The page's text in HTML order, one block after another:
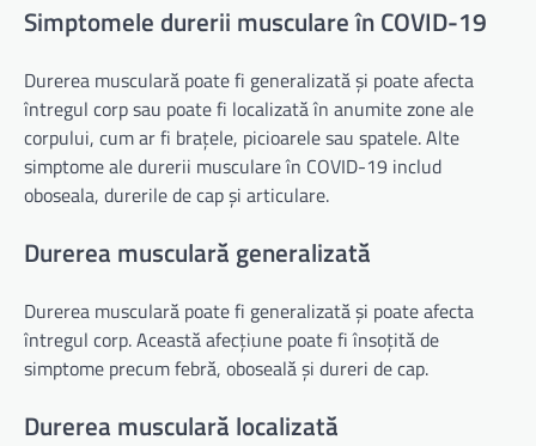
Simptomele durerii musculare în COVID-19
Durerea musculară poate fi generalizată și poate afecta
întregul corp sau poate fi localizată în anumite zone ale
corpului, cum ar fi brațele, picioarele sau spatele. Alte
simptome ale durerii musculare în COVID-19 includ
oboseala, durerile de cap și articulare.
Durerea musculară generalizată
Durerea musculară poate fi generalizată și poate afecta
întregul corp. Această afecțiune poate fi însoțită de
simptome precum febră, oboseală și dureri de cap.
Durerea musculară localizată